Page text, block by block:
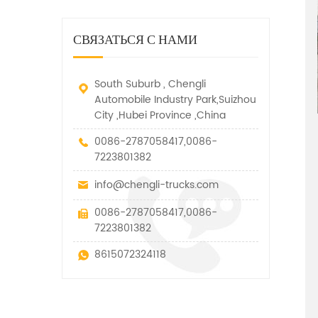
транспортные средства.
специальных транспортных
средств, которые допускаются
параметров этого вида
вытягивание и подъем тяги.
СВЯЗАТЬСЯ С НАМИ
South Suburb , Chengli
Automobile Industry Park,Suizhou
City ,Hubei Province ,China
0086-2787058417,0086-
7223801382
info@chengli-trucks.com
0086-2787058417,0086-
7223801382
8615072324118